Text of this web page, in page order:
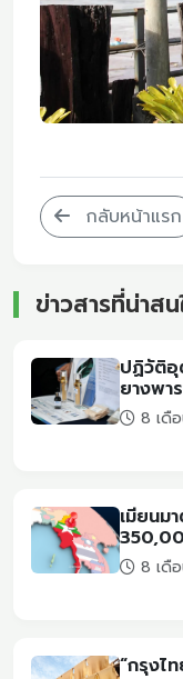
กลับหน้าแรก
ข่าวสารที่น่าสน
ปฏิวัติอุ
ยางพาร
8 เดื
เมียนม
8 เดื
“กรุงไ